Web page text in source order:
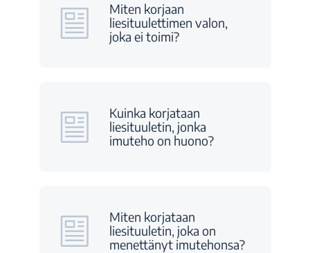
Miten korjaan
liesituulettimen valon,
joka ei toimi?
Kuinka korjataan
liesituuletin, jonka
imuteho on huono?
Miten korjataan
liesituuletin, joka on
menettänyt imutehonsa?